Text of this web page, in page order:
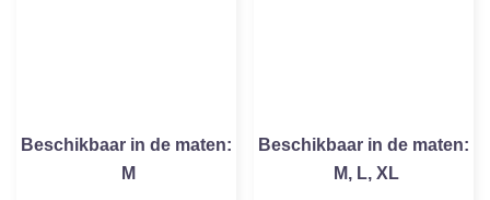
Beschikbaar in de maten:
M
Beschikbaar in de maten:
M, L,XL